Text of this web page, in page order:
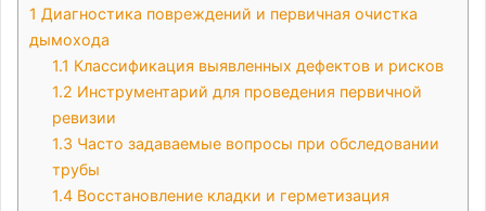
1 Диагностика повреждений и первичная очистка
дымохода
1.1 Классификация выявленных дефектов и рисков
1.2 Инструментарий для проведения первичной
ревизии
1.3 Часто задаваемые вопросы при обследовании
трубы
1.4 Восстановление кладки и герметизация